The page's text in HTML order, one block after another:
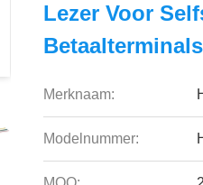
Lezer Voor
Betaalterminals
Merknaam:
Modelnummer: